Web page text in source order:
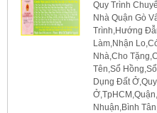
Quy Trình
Nhà Quận Gò
Trình,Hướng
Làm,Nhận
Nhà,Cho
Tên,Sổ
Dụng Đất
Nhuận,Bình